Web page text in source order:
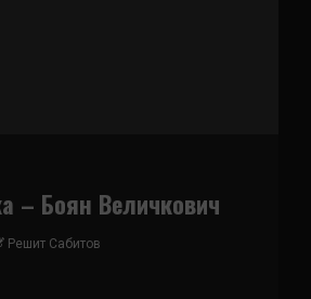
– Боян Величкович
Решит Сабитов